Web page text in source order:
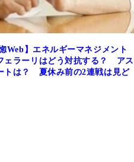
Web】エネルギーマネジメント
ェラーリはどう対抗する？ アス
トは？ 夏休み前の2連戦は見ど